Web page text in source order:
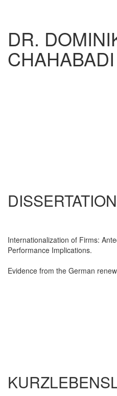
DR.
CHAHABADI
Internationalization of Firms:
Performance Implications.
Evidence from the German